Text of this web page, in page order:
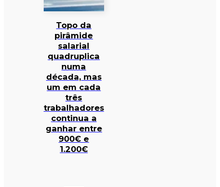
Topo da
pirâmide
salarial
quadruplica
numa
década, mas
um em cada
três
trabalhadores
continua a
ganhar entre
900€ e
1.200€